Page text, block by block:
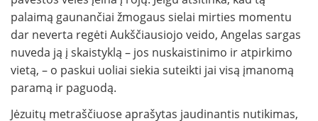
palaimą gaunančiai žmogaus sielai mirties momentu
dar neverta regėti Aukščiausiojo veido, Angelas sargas
nuveda ją į skaistyklą – jos nuskaistinimo ir atpirkimo
vietą, – o paskui uoliai siekia suteikti jai visą įmanomą
paramą ir paguodą.
Jėzuitų metraščiuose aprašytas jaudinantis nutikimas,